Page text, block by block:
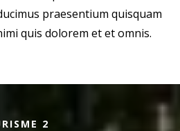
praesentium quisquam
quis dolorem et et omnis.
2